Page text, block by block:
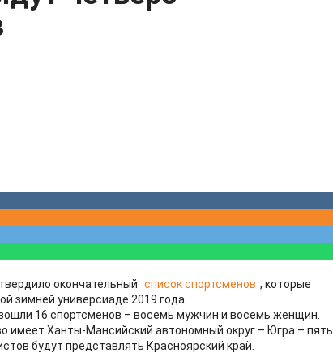
окончательный список спортсменов , которые
зимней универсиаде 2019 года.
16 спортсменов – восемь мужчин и восемь женщин.
имеет Ханты-Мансийский автономный округ – Югра – пять
будут представлять Красноярский край.